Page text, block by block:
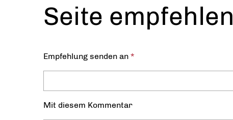
Seite empfehlen
Empfehlung senden an *
Mit diesem Kommentar